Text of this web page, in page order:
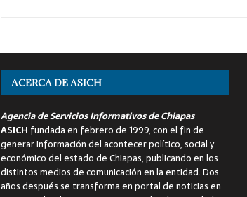
ACERCA DE ASICH
Agencia de Servicios Informativos de Chiapas
ASICH fundada en febrero de 1999, con el fin de
generar información del acontecer político, social y
económico del estado de Chiapas, publicando en los
distintos medios de comunicación en la entidad. Dos
años después se transforma en portal de noticias en